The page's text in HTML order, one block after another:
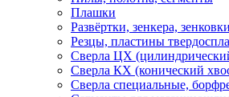
Плашки
Развёртки, зенкера, зенковки
Резцы, пластины
Сверлa ЦХ
Сверла КХ (конический
Сверла специальные,